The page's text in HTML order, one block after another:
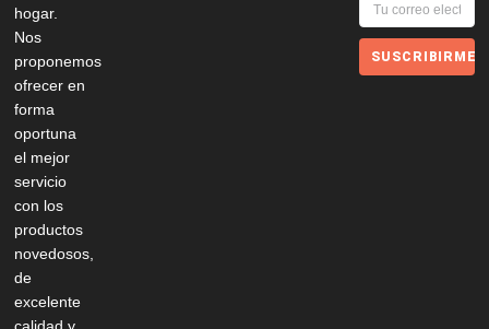
hogar.
Nos
proponemos
ofrecer en
forma
oportuna
el mejor
servicio
con los
productos
novedosos,
de
excelente
SUSCRIBIRME